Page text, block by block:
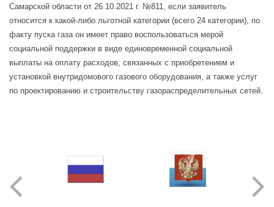
Самарской области от 26.10.2021 г. №811, если заявитель
относится к какой-либо льготной категории (всего 24 категории), по
факту пуска газа он имеет право воспользоваться мерой
социальной поддержки в виде единовременной социальной
выплаты на оплату расходов, связанных с приобретением и
установкой внутридомового газового оборудования, а также услуг
по проектированию и строительству газораспределительных сетей.